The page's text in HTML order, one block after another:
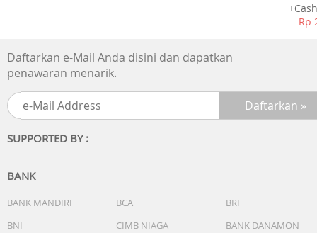
Rp
Daftarkan e-Mail Anda disini dan dapatkan
penawaran menarik.
SUPPORTED BY :
BANK
BANK MANDIRI BCA
BRI
BNI
CIMB NIAGA
BANK DANAMON